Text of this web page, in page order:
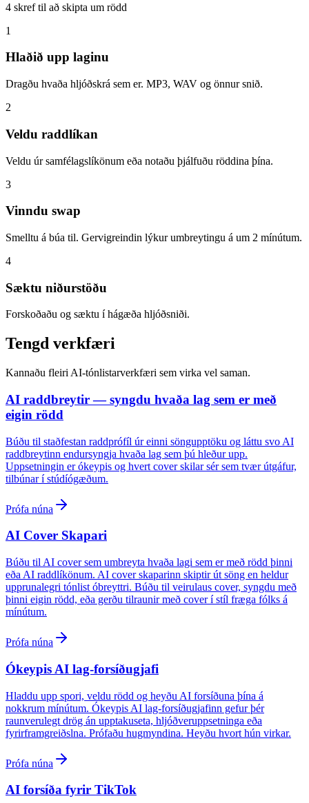
4 skref til að skipta um rödd
1
Hlaðið upp laginu
Dragðu hvaða hljóðskrá sem er. MP3, WAV og önnur snið.
2
Veldu raddlíkan
Veldu úr samfélagslíkönum eða notaðu þjálfuðu röddina þína.
3
Vinndu swap
Smelltu á búa til. Gervigreindin lýkur umbreytingu á um 2 mínútum.
4
Sæktu niðurstöðu
Forskoðaðu og sæktu í hágæða hljóðsniði.
Tengd verkfæri
Kannaðu fleiri AI-tónlistarverkfæri sem virka vel saman.
AI raddbreytir — syngdu hvaða lag sem er með
eigin rödd
Búðu til staðfestan raddprófíl úr einni söngupptöku og láttu svo AI
raddbreytinn endursyngja hvaða lag sem þú hleður upp.
Uppsetningin er ókeypis og hvert cover skilar sér sem tvær útgáfur,
tilbúnar í stúdíógæðum.
Prófa núna
AI Cover Skapari
Búðu til AI cover sem umbreyta hvaða lagi sem er með rödd þinni
eða AI raddlíkönum. AI cover skaparinn skiptir út söng en heldur
upprunalegri tónlist óbreyttri. Búðu til veirulaus cover, syngdu með
þinni eigin rödd, eða gerðu tilraunir með cover í stíl fræga fólks á
mínútum.
Prófa núna
Ókeypis AI lag-forsíðugjafi
Hladdu upp spori, veldu rödd og heyðu AI forsíðuna þína á
nokkrum mínútum. Ókeypis AI lag-forsíðugjafinn gefur þér
raunverulegt drög án upptakuseta, hljóðveruppsetninga eða
fyrirframgreiðslna. Prófaðu hugmyndina. Heyðu hvort hún virkar.
Prófa núna
AI forsíða fyrir TikTok